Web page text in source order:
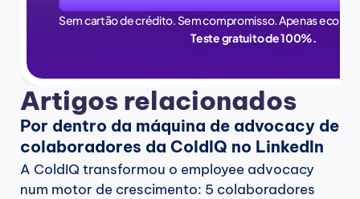
Sem cartão de crédito. Sem compromisso. Apenas
Teste gratuito de 100%.
Artigos relacionados
Por dentro da máquina de advocacy de
colaboradores da ColdIQ no LinkedIn
A ColdIQ transformou o employee advocacy
num motor de crescimento: 5 colaboradores